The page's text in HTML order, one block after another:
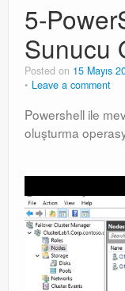
5-
Sunucu
Posted on 15 Mayıs
Leave a comment
Powershell ile
oluşturma